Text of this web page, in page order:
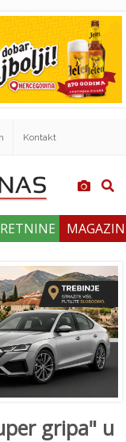
Kontakt
gripa" u